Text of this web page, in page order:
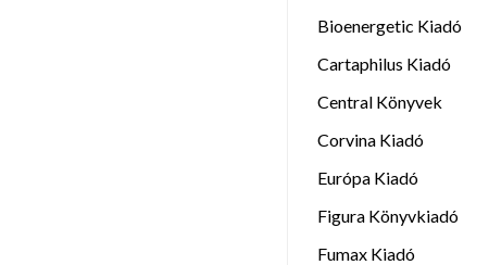
Bioenergetic Kiadó
Cartaphilus Kiadó
Central Könyvek
Corvina Kiadó
Európa Kiadó
Figura Könyvkiadó
Fumax Kiadó